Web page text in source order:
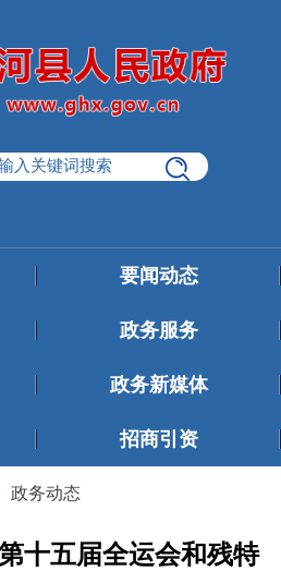
要闻动态
政务服务
政务新媒体
招商引资
政务动态
十五届全运会和残特